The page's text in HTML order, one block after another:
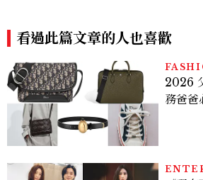
看過此篇文章的人也喜歡
2026
務爸爸